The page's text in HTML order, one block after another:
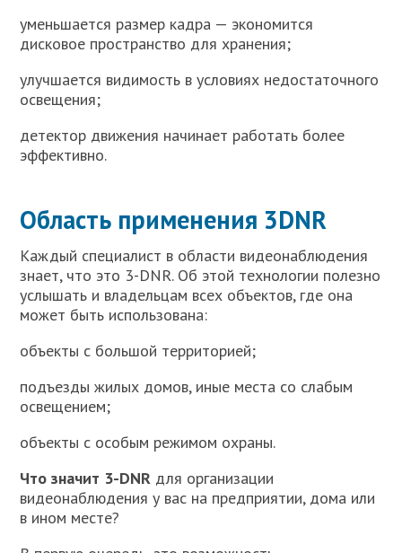
уменьшается размер кадра — экономится
дисковое пространство для хранения;
улучшается видимость в условиях недостаточного
освещения;
детектор движения начинает работать более
эффективно.
Область применения 3DNR
Каждый специалист в области видеонаблюдения
знает, что это 3-DNR. Об этой технологии полезно
услышать и владельцам всех объектов, где она
может быть использована:
объекты с большой территорией;
подъезды жилых домов, иные места со слабым
освещением;
объекты с особым режимом охраны.
Что значит 3-DNR для организации
видеонаблюдения у вас на предприятии, дома или
в ином месте?